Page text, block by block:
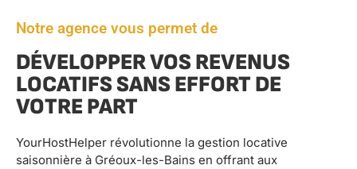
Notre agence vous permet de
DÉVELOPPER VOS REVENUS
LOCATIFS SANS EFFORT DE
VOTRE PART
YourHostHelper révolutionne la gestion locative
saisonnière à Gréoux-les-Bains en offrant aux